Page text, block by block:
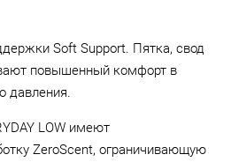
Soft Support. Пятка, свод
повышенный комфорт в
давления.
LOW имеют
ZeroScent, ограничивающую